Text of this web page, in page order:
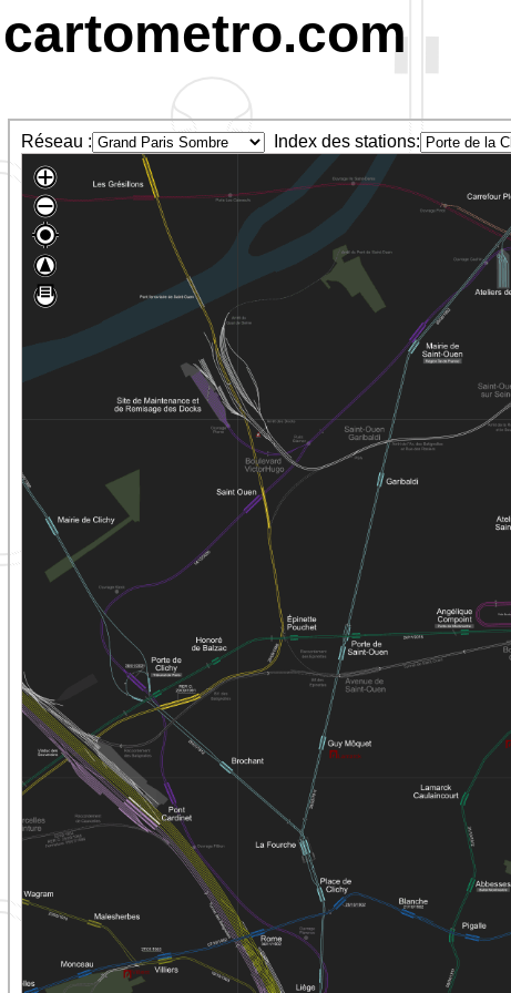
cartometro.com
Réseau : Index des stations: